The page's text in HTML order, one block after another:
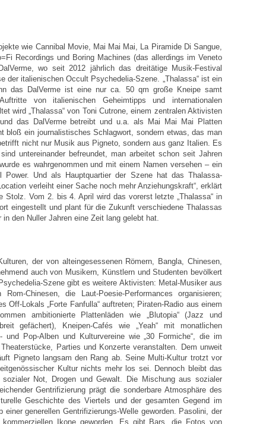
wie Cannibal Movie, Mai Mai Mai, La Piramide Di Sangue,
Recordings und Boring Machines (das allerdings im Veneto
wo seit 2012 jährlich das dreitätige Musik-Festival
der italienischen Occult Psychedelia-Szene. „Thalassa“ ist ein
das DalVerme ist eine nur ca. 50 qm große Kneipe samt
von italienischen Geheimtipps und internationalen
wird „Thalassa“ von Toni Cutrone, einem zentralen Aktivisten
das DalVerme betreibt und u.a. als Mai Mai Mai Platten
bloß ein journalistisches Schlagwort, sondern etwas, das man
nicht nur Musik aus Pigneto, sondern aus ganz Italien. Es
untereinander befreundet, man arbeitet schon seit Jahren
es wahrgenommen und mit einem Namen versehen – ein
Und als Hauptquartier der Szene hat das Thalassa-
verleiht einer Sache noch mehr Anziehungskraft“, erklärt
Stolz. Vom 2. bis 4. April wird das vorerst letzte „Thalassa“ in
eingestellt und plant für die Zukunft verschiedene Thalassas
den Nuller Jahren eine Zeit lang gelebt hat.
der von alteingesessenen Römern, Bangla, Chinesen,
auch von Musikern, Künstlern und Studenten bevölkert
Szene gibt es weitere Aktivisten: Metal-Musiker aus
Chinesen, die Laut-Poesie-Performances organisieren;
Off-Lokals „Forte Fanfulla“ auftreten; Piraten-Radio aus einem
ambitionierte Plattenläden wie „Blutopia“ (Jazz und
gefächert), Kneipen-Cafés wie „Yeah“ mit monatlichen
Pop-Alben und Kulturvereine wie „30 Formiche“, die im
Parties und Konzerte veranstalten. Dem unweit
Pigneto langsam den Rang ab. Seine Multi-Kultur trotzt vor
Kultur nichts mehr los sei. Dennoch bleibt das
Not, Drogen und Gewalt. Die Mischung aus sozialer
Gentrifizierung prägt die sonderbare Atmosphäre des
Geschichte des Viertels und der gesamten Gegend im
generellen Gentrifizierungs-Welle geworden. Pasolini, der
Ikone geworden. Es gibt Bars, die Fotos von